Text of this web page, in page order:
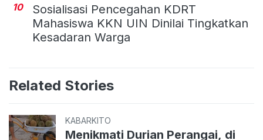
10
Sosialisasi Pencegahan KDRT
Mahasiswa KKN UIN Dinilai Tingkatkan
Kesadaran Warga
Related Stories
KABARKITO
Menikmati Durian Perangai, di